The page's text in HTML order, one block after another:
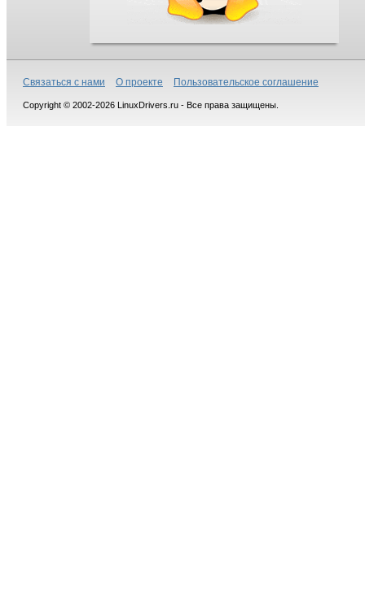
Связаться с нами О проекте Пользовательское соглашение
Copyright © 2002-2026 LinuxDrivers.ru - Все права защищены.